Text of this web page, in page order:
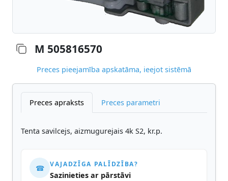
M 505816570
Preces pieejamība apskatāma, ieejot sistēmā
Preces apraksts Preces parametri
Tenta savilcejs, aizmugurejais 4k S2, kr.p.
☎ VAJADZĪGA PALĪDZĪBA?
Sazinieties ar pārstāvi